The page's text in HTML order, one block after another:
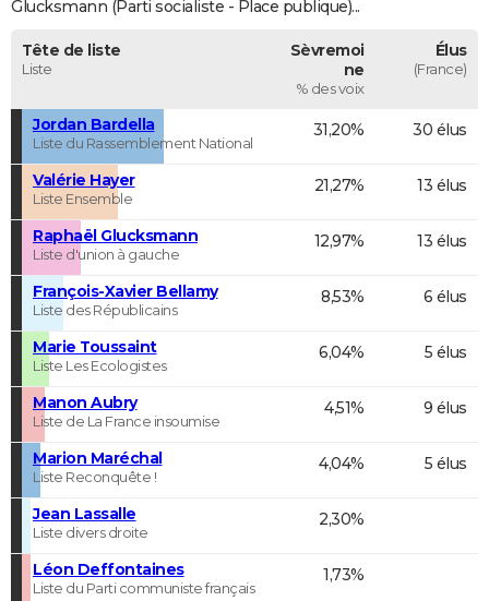
Glucksmann (Parti socialiste - Place publique)...
Tête de liste
Liste
Sèvremoi
ne
% des voix
Élus
(France)
Jordan Bardella
Liste du Rassemblement National
31,20% 30 élus
Valérie Hayer
Liste Ensemble
21,27% 13 élus
Raphaël Glucksmann
Liste d'union à gauche
12,97% 13 élus
François-Xavier Bellamy
Liste des Républicains
8,53% 6 élus
Marie Toussaint
Liste Les Ecologistes
6,04% 5 élus
Manon Aubry
Liste de La France insoumise
4,51% 9 élus
Marion Maréchal
Liste Reconquête !
4,04% 5 élus
Jean Lassalle
Liste divers droite
2,30%
Léon Deffontaines
Liste du Parti communiste français
1,73%